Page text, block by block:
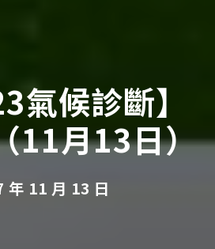
氣候診斷】
11月13日）
年 11 月 13 日